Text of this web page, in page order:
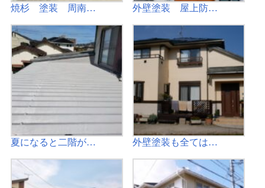
焼杉 塗装 周南… 外壁塗装 屋上防…
夏になると二階が… 外壁塗装も全ては…